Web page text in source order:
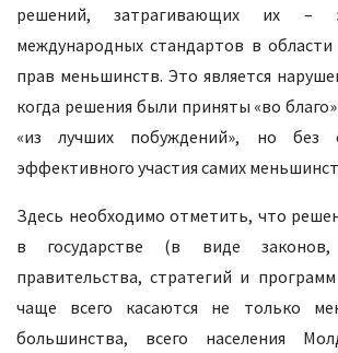
решений, затрагивающих их –
международных стандартов в
прав меньшинств. Это является
когда решения были приняты «во
«из лучших побуждений», но без
эффективного участия самих
Здесь необходимо отметить, что
в государстве (в виде законов,
правительства, стратегий и
чаще всего касаются не только
большинства, всего населения